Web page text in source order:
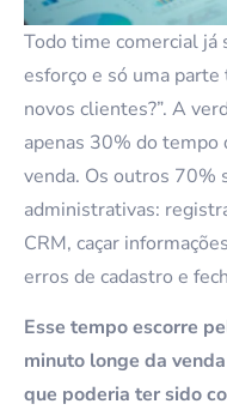
Todo time comercial já
esforço e só uma
novos clientes?”. A
apenas 30% do
venda. Os outros 70%
administrativas:
CRM, caçar
erros de cadastro e
Esse tempo escorre
minuto longe da
que poderia ter sido